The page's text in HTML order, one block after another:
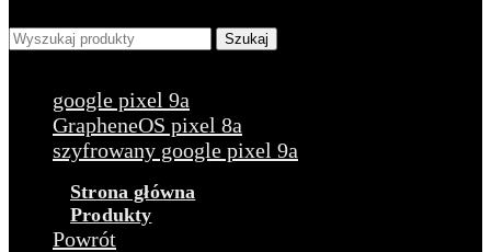
Szukaj
google pixel 9a
GrapheneOS pixel 8a
szyfrowany google pixel 9a
Strona główna
Produkty
Powrót